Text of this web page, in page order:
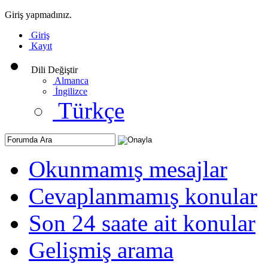
Giriş yapmadınız.
Giriş
Kayıt
Dili Değiştir
Almanca
İngilizce
Türkçe
Okunmamış mesajlar
Cevaplanmamış konular
Son 24 saate ait konular
Gelişmiş arama